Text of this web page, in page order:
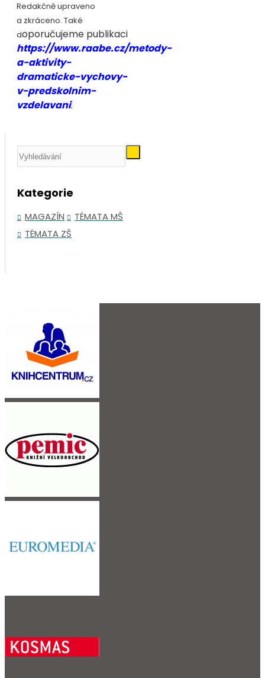
Redakčně upraveno
a zkráceno. Také
doporučujeme publikaci
https://www.raabe.cz/metody-
a-aktivity-
dramaticke-vychovy-
v-predskolnim-
vzdelavani.
Kategorie
MAGAZÍN
TÉMATA MŠ
TÉMATA ZŠ